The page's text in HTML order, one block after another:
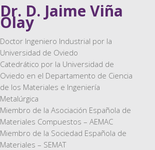
Dr. D. Jaime Viña
Olay
Doctor Ingeniero Industrial por la
Universidad de Oviedo
Catedrático por la Universidad de
Oviedo en el Departamento de Ciencia
de los Materiales e Ingeniería
Metalúrgica
Miembro de la Asociación Española de
Materiales Compuestos – AEMAC
Miembro de la Sociedad Española de
Materiales – SEMAT